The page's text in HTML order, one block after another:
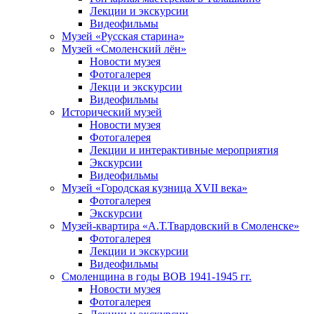
Лекции и экскурсии
Видеофильмы
Музей «Русская старина»
Музей «Смоленский лён»
Новости музея
Фотогалерея
Лекци и экскурсии
Видеофильмы
Исторический музей
Новости музея
Фотогалерея
Лекции и интерактивные мероприятия
Экскурсии
Видеофильмы
Музей «Городская кузница XVII века»
Фотогалерея
Экскурсии
Музей-квартира «А.Т.Твардовский в Смоленске»
Фотогалерея
Лекции и экскурсии
Видеофильмы
Смоленщина в годы ВОВ 1941-1945 гг.
Новости музея
Фотогалерея